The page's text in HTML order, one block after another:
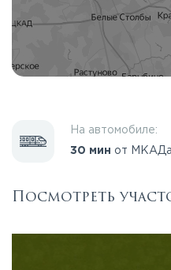
На автомобиле:
30 мин от МКАДа
Посмотреть